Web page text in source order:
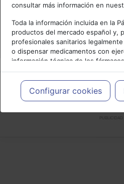
consultar más información en
Toda la información incluida en la
productos del mercado español y,
profesionales sanitarios
o dispensar medicamentos con
información técnica de los
meramente informativo, siendo
profesionales facultados
cada caso concreto, el tratamiento
necesidades del paciente.
Configurar cookies